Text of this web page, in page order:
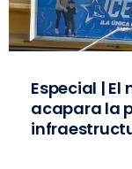
Especial |
acapara la